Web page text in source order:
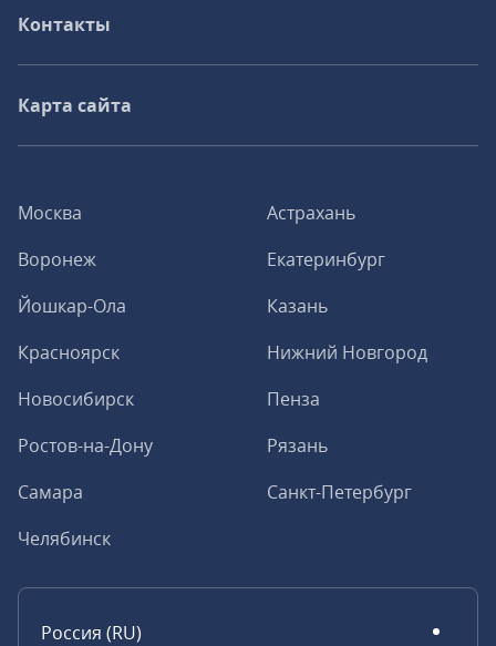
Москва
Астрахань
Воронеж
Екатеринбург
Йошкар-Ола
Казань
Красноярск
Нижний Новгород
Новосибирск
Пенза
Ростов-на-Дону
Рязань
Самара
Санкт-Петербург
Челябинск
Россия (RU)
Контакты
Карта сайта